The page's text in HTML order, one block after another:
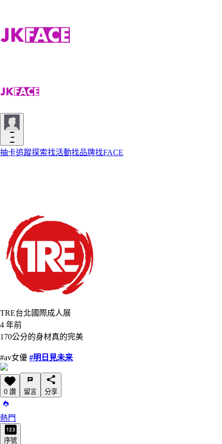
抽卡追蹤探索找活動找品牌找FACE
TRE台北國際成人展
4 年前
170公分的身材真的完美
#av女優 #明日見未来
0 讚 留言 分享
熱門
序號